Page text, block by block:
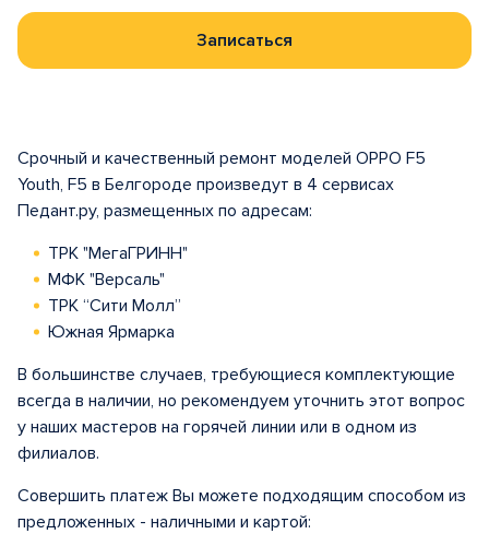
Записаться
Срочный и качественный ремонт моделей OPPO F5
Youth, F5 в Белгороде произведут в 4 сервисах
Педант.ру, размещенных по адресам:
ТРК "МегаГРИНН"
МФК "Версаль"
ТРК “Сити Молл”
Южная Ярмарка
В большинстве случаев, требующиеся комплектующие
всегда в наличии, но рекомендуем уточнить этот вопрос
у наших мастеров на горячей линии или в одном из
филиалов.
Совершить платеж Вы можете подходящим способом из
предложенных - наличными и картой: